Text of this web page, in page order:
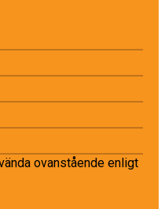
ovanstående enligt